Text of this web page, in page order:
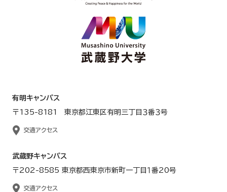
有明キャンパス
〒135-8181 東京都江東区有明三丁目３番３号
交通アクセス
武蔵野キャンパス
〒202-8585 東京都西東京市新町一丁目１番20号
交通アクセス